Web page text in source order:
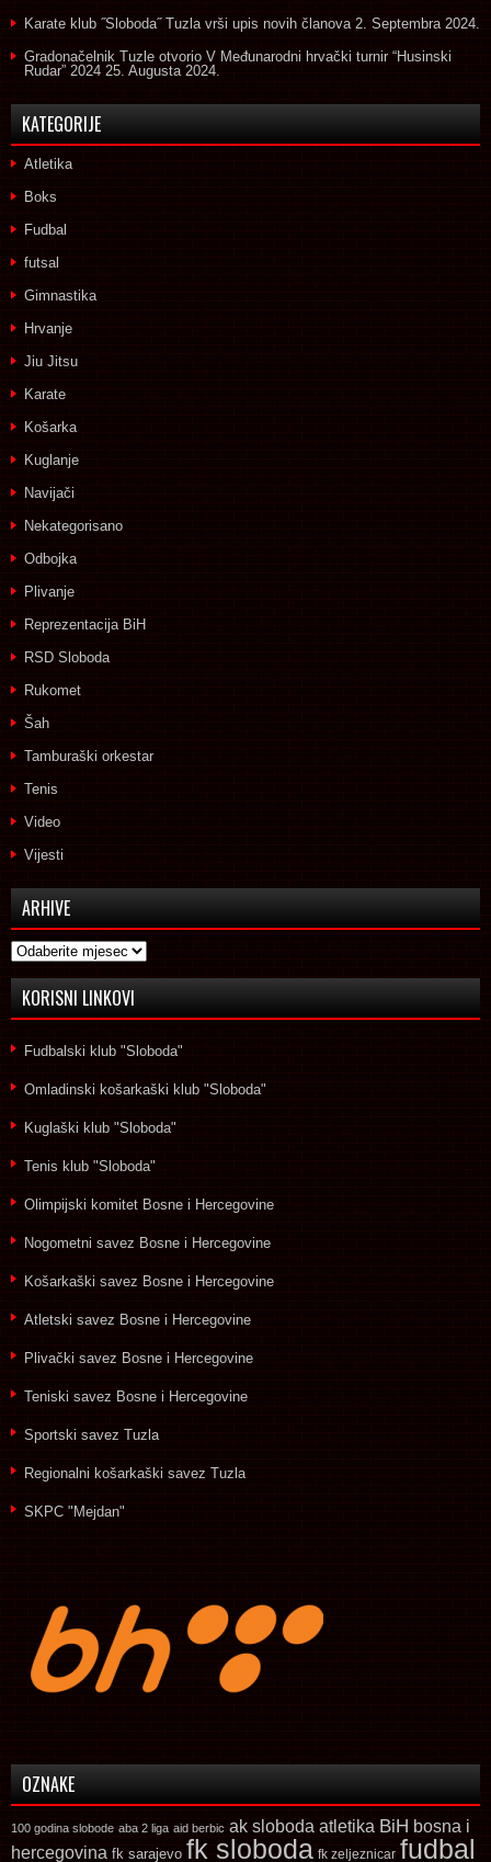
Karate klub ˝Sloboda˝ Tuzla vrši upis novih članova 2. Septembra 2024.
Gradonačelnik Tuzle otvorio V Međunarodni hrvački turnir “Husinski
Rudar” 2024 25. Augusta 2024.
KATEGORIJE
Atletika
Boks
Fudbal
futsal
Gimnastika
Hrvanje
Jiu Jitsu
Karate
Košarka
Kuglanje
Navijači
Nekategorisano
Odbojka
Plivanje
Reprezentacija BiH
RSD Sloboda
Rukomet
Šah
Tamburaški orkestar
Tenis
Video
Vijesti
ARHIVE
Arhive
KORISNI LINKOVI
Fudbalski klub "Sloboda"
Omladinski košarkaški klub "Sloboda"
Kuglaški klub "Sloboda"
Tenis klub "Sloboda"
Olimpijski komitet Bosne i Hercegovine
Nogometni savez Bosne i Hercegovine
Košarkaški savez Bosne i Hercegovine
Atletski savez Bosne i Hercegovine
Plivački savez Bosne i Hercegovine
Teniski savez Bosne i Hercegovine
Sportski savez Tuzla
Regionalni košarkaški savez Tuzla
SKPC "Mejdan"
OZNAKE
100 godina slobode aba 2 liga aid berbic ak sloboda atletika BiH bosna i
hercegovina fk sarajevo fk sloboda fk zeljeznicar fudbal